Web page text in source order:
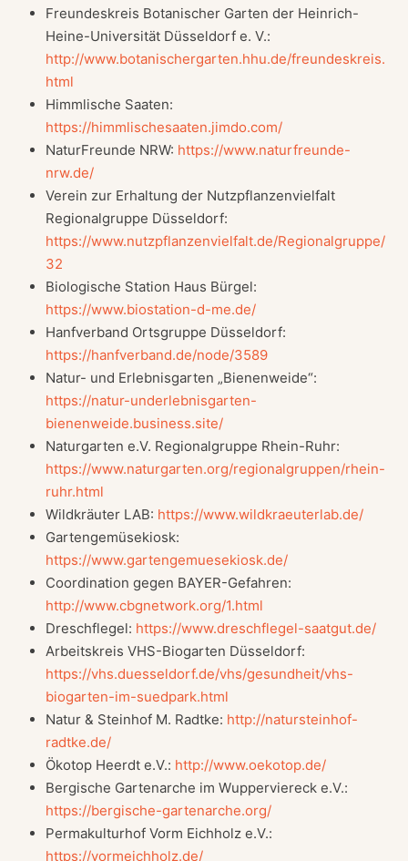
Freundeskreis Botanischer Garten der Heinrich-
Heine-Universität Düsseldorf e. V.:
http://www.botanischergarten.hhu.de/freundeskreis.
html
Himmlische Saaten:
https://himmlischesaaten.jimdo.com/
NaturFreunde NRW: https://www.naturfreunde-
nrw.de/
Verein zur Erhaltung der Nutzpflanzenvielfalt
Regionalgruppe Düsseldorf:
https://www.nutzpflanzenvielfalt.de/Regionalgruppe/
32
Biologische Station Haus Bürgel:
https://www.biostation-d-me.de/
Hanfverband Ortsgruppe Düsseldorf:
https://hanfverband.de/node/3589
Natur- und Erlebnisgarten „Bienenweide“:
https://natur-underlebnisgarten-
bienenweide.business.site/
Naturgarten e.V. Regionalgruppe Rhein-Ruhr:
https://www.naturgarten.org/regionalgruppen/rhein-
ruhr.html
Wildkräuter LAB: https://www.wildkraeuterlab.de/
Gartengemüsekiosk:
https://www.gartengemuesekiosk.de/
Coordination gegen BAYER-Gefahren:
http://www.cbgnetwork.org/1.html
Dreschflegel: https://www.dreschflegel-saatgut.de/
Arbeitskreis VHS-Biogarten Düsseldorf:
https://vhs.duesseldorf.de/vhs/gesundheit/vhs-
biogarten-im-suedpark.html
Natur & Steinhof M. Radtke: http://natursteinhof-
radtke.de/
Ökotop Heerdt e.V.: http://www.oekotop.de/
Bergische Gartenarche im Wupperviereck e.V.:
https://bergische-gartenarche.org/
Permakulturhof Vorm Eichholz e.V.:
https://vormeichholz.de/